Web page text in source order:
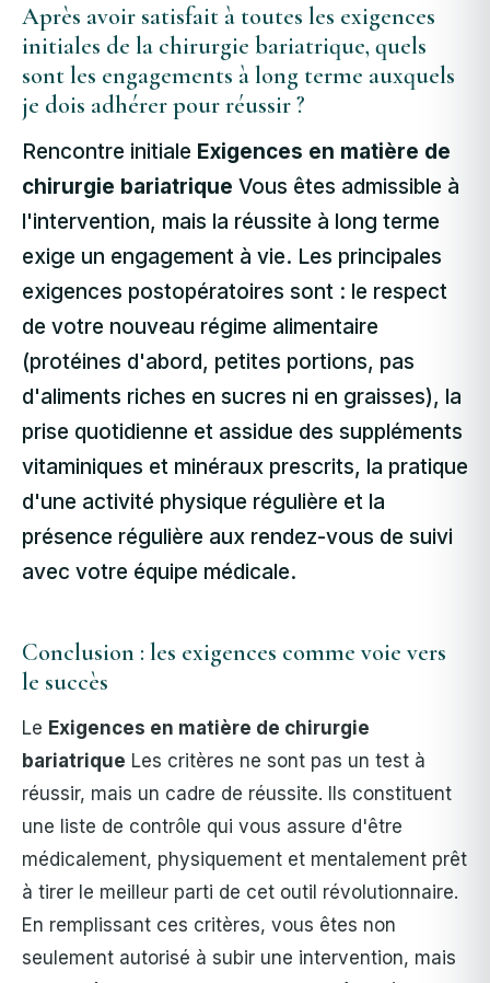
Après avoir satisfait à toutes les exigences
initiales de la chirurgie bariatrique, quels
sont les engagements à long terme auxquels
je dois adhérer pour réussir ?
Rencontre initiale Exigences en matière de
chirurgie bariatrique Vous êtes admissible à
l'intervention, mais la réussite à long terme
exige un engagement à vie. Les principales
exigences postopératoires sont : le respect
de votre nouveau régime alimentaire
(protéines d'abord, petites portions, pas
d'aliments riches en sucres ni en graisses), la
prise quotidienne et assidue des suppléments
vitaminiques et minéraux prescrits, la pratique
d'une activité physique régulière et la
présence régulière aux rendez-vous de suivi
avec votre équipe médicale.
Conclusion : les exigences comme voie vers
le succès
Le Exigences en matière de chirurgie
bariatrique Les critères ne sont pas un test à
réussir, mais un cadre de réussite. Ils constituent
une liste de contrôle qui vous assure d'être
médicalement, physiquement et mentalement prêt
à tirer le meilleur parti de cet outil révolutionnaire.
En remplissant ces critères, vous êtes non
seulement autorisé à subir une intervention, mais